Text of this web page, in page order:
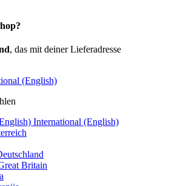
, das mit deiner Lieferadresse
(English)
International (English)
Britain